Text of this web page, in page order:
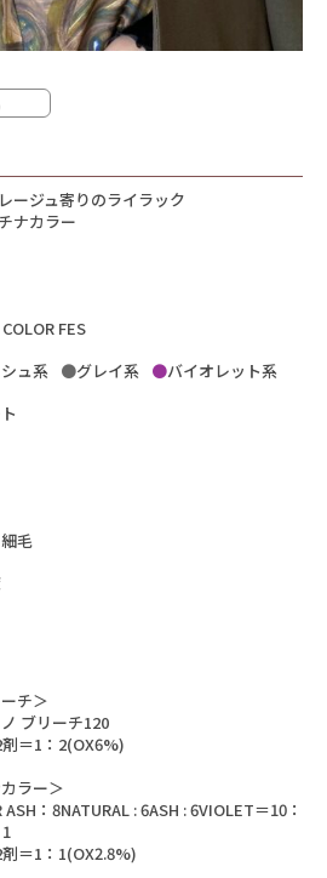
ージュ寄りのライラック
ナカラー
FES
ュ系 グレイ系
バイオレット系
毛
チ＞
ブリーチ120
＝1：2(OX6%)
ラー＞
ASH：8NATURAL : 6ASH : 6VIOLET＝10：
＝1：1(OX2.8%)